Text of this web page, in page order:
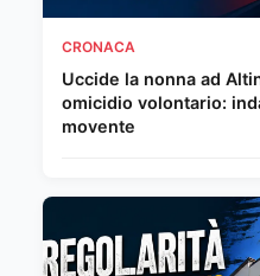
CRONACA
Uccide la nonna ad
omicidio volontario:
movente